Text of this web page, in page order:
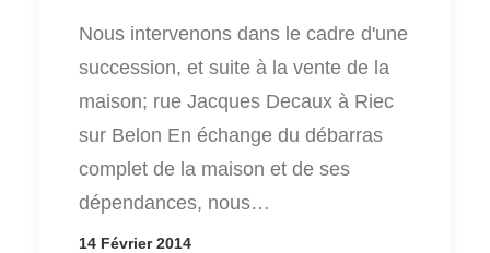
Nous intervenons dans le cadre d'une
succession, et suite à la vente de la
maison; rue Jacques Decaux à Riec
sur Belon En échange du débarras
complet de la maison et de ses
dépendances, nous…
14 Février 2014